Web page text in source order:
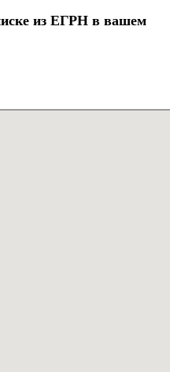
из ЕГРН в вашем